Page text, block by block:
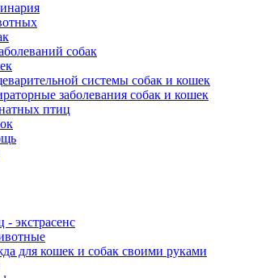
собак
системы собак и кошек
заболевания собак и кошек
птиц
экстрасенс
для кошек и собак своими руками